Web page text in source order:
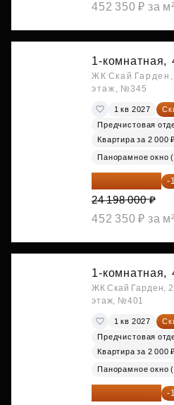
452 350 ₽ за м²
1-комнатная,
ЖК Скай Гарден,
этаж, №345
1 кв 2027
Предчистовая
Квартира за 2 000
Панорамное окно
20 084 340 ₽ -
24 198 000 ₽
452 350 ₽ за м²
1-комнатная,
ЖК Скай Гарден, 2
этаж, №401
1 кв 2027
Предчистовая
Квартира за 2 000
Панорамное окно
20 122 271 ₽ -